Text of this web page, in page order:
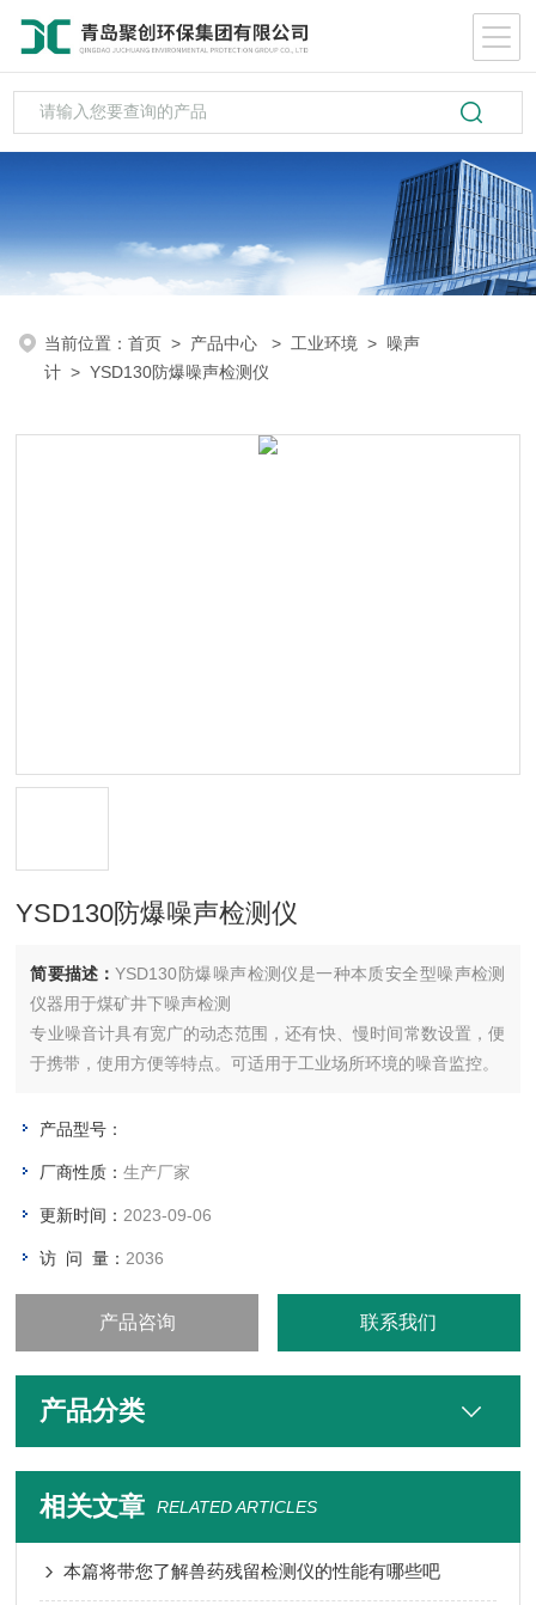
当前位置：首页 > 产品中心 > 工业环境 > 噪声
计 > YSD130防爆噪声检测仪
YSD130防爆噪声检测仪
简要描述：YSD130防爆噪声检测仪是一种本质安全型噪声检测
仪器用于煤矿井下噪声检测
专业噪音计具有宽广的动态范围，还有快、慢时间常数设置，便
于携带，使用方便等特点。可适用于工业场所环境的噪音监控。
产品型号：
厂商性质：生产厂家
更新时间： 2023-09-06
访 问 量： 2036
产品咨询 联系我们
产品分类
相关文章 RELATED ARTICLES
本篇将带您了解兽药残留检测仪的性能有哪些吧